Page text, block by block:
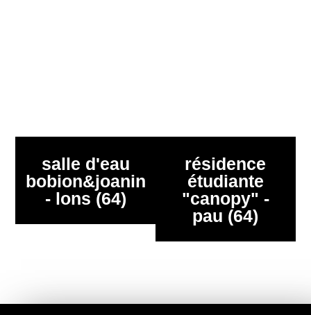
salle d'eau
bobion&joanin
- lons (64)
résidence
étudiante
"canopy" -
pau (64)